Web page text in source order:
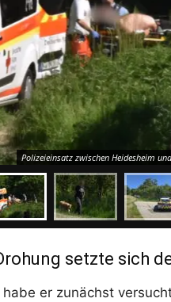
Polizeieinsatz zwischen Heidesheim
setzte sich
er zunächst